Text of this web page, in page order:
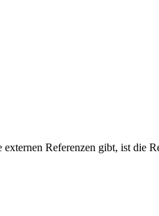
Referenzen gibt, ist die